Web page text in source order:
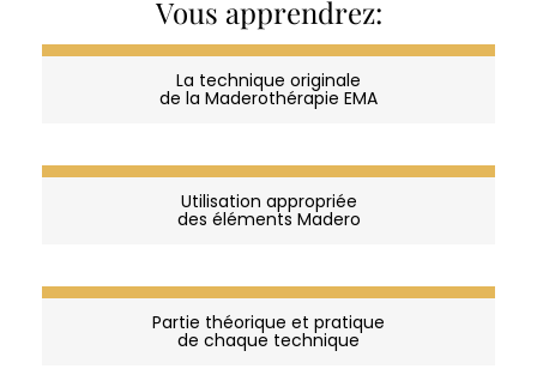
TECHNIQUE MADERO
Vous apprendrez:
La technique originale
de la Maderothérapie EMA
Utilisation appropriée
des éléments Madero
Partie théorique et pratique
de chaque technique